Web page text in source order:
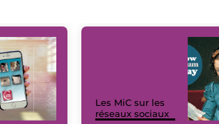
Les MiC sur les
réseaux sociaux